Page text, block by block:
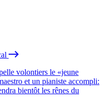
volontiers le «jeune
et un pianiste accompli:
bientôt les rênes du